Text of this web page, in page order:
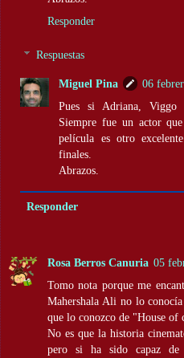
Responder
Respuestas
Miguel Pina
06
Pues si Adriana, Viggo
Siempre fue un actor
película es otro
finales.
Abrazos.
Responder
Rosa Berros Canuria 05
Tomo nota porque me
Mahershala Ali no lo
que lo conozco de "House of
No es que la historia
pero si ha sido capaz de